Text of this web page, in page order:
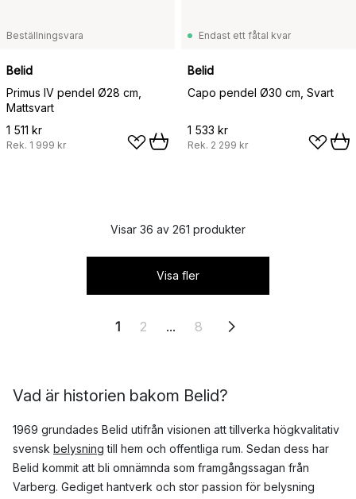
Beställningsvara
Belid
Primus IV pendel Ø28 cm,
Mattsvart
1 511 kr
Rek. 1 999 kr
Endast ett fåtal kvar
Belid
Capo pendel Ø30 cm, Svart
1 533 kr
Rek. 2 299 kr
Visar 36 av 261 produkter
Visa fler
1 2 ... 8
Vad är historien bakom Belid?
1969 grundades Belid utifrån visionen att tillverka högkvalitativ
svensk belysning till hem och offentliga rum. Sedan dess har
Belid kommit att bli omnämnda som framgångssagan från
Varberg. Gediget hantverk och stor passion för belysning